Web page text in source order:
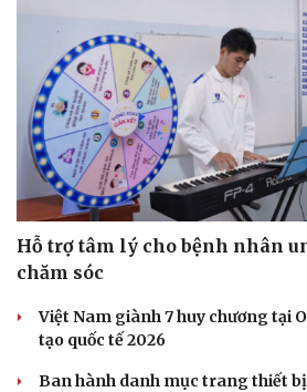
Hỗ trợ tâm lý cho bệnh nhân
chăm sóc
Việt Nam giành 7 huy chương tại
tạo quốc tế 2026
Ban hành danh mục trang thiết